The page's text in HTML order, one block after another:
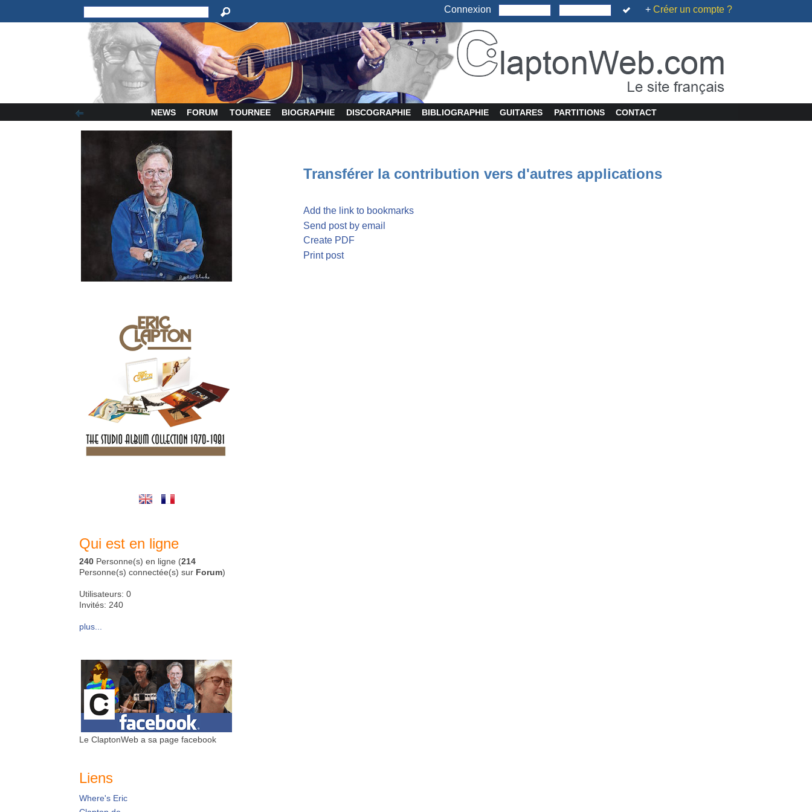
Connexion + Créer un compte ?
NEWS FORUM TOURNEE BIOGRAPHIE DISCOGRAPHIE BIBLIOGRAPHIE GUITARES PARTITIONS CONTACT
Qui est en ligne
240 Personne(s) en ligne (214
Personne(s) connectée(s) sur Forum)
Utilisateurs: 0
Invités: 240
plus...
Le ClaptonWeb a sa page facebook
Liens
Where's Eric
Transférer la contribution vers d'autres applications
Add the link to bookmarks
Send post by email
Create PDF
Print post